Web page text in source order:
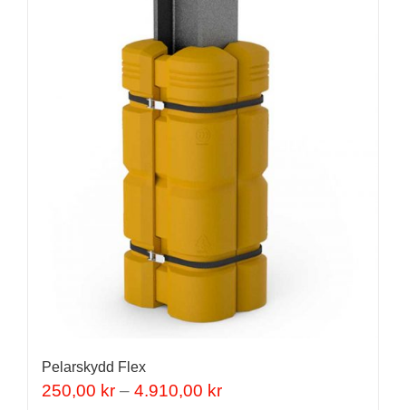
Pelarskydd Flex
250,00 kr – 4.910,00 krPrisintervall: